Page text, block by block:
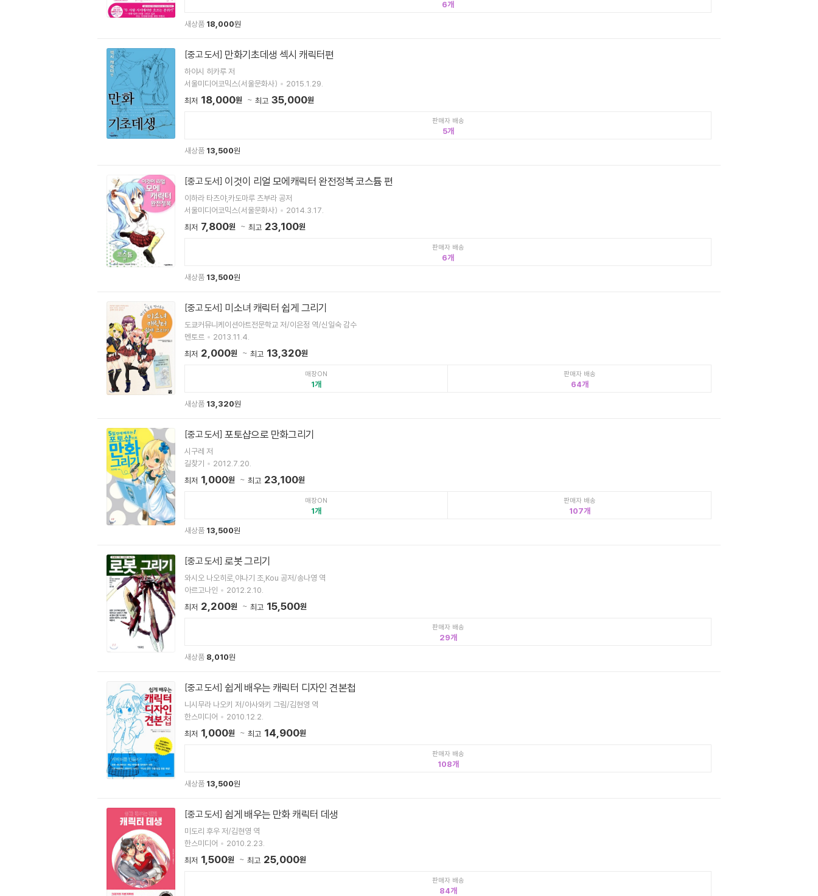
6
새상품 18,000원
[중고 도서] 만화기초데생 섹시 캐릭터편
하야시 히카루 저
서울미디어코믹스(서울문화사)
2015.1.29.
최저 18,000원 최고 35,000원
판매자 배송
5
새상품 13,500원
[중고 도서] 이것이 리얼 모에캐릭터 완전정복 코스튬 편
이하라 타츠야,카도마루 츠부라 공저
서울미디어코믹스(서울문화사)
2014.3.17.
최저 7,800원 최고 23,100원
판매자 배송
6
새상품 13,500원
[중고 도서] 미소녀 캐릭터 쉽게 그리기
도쿄커뮤니케이션아트전문학교 저/이은정 역/신일숙 감수
멘토르
2013.11.4.
최저 2,000원 최고 13,320원
매장ON
1
판매자 배송
64
새상품 13,320원
[중고 도서] 포토샵으로 만화그리기
시구레 저
길찾기
2012.7.20.
최저 1,000원 최고 23,100원
매장ON
1
판매자 배송
107
새상품 13,500원
[중고 도서] 로봇 그리기
와시오 나오히로,야나기 조,Kou 공저/송나영 역
아르고나인
2012.2.10.
최저 2,200원 최고 15,500원
판매자 배송
29
새상품 8,010원
[중고 도서] 쉽게 배우는 캐릭터 디자인 견본첩
니시무라 나오키 저/아사와키 그림/김현영 역
한스미디어
2010.12.2.
최저 1,000원 최고 14,900원
판매자 배송
108
새상품 13,500원
[중고 도서] 쉽게 배우는 만화 캐릭터 데생
미도리 후우 저/김현영 역
한스미디어
2010.2.23.
최저 1,500원 최고 25,000원
판매자 배송
84